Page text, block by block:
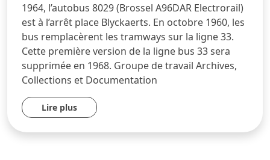
1964, l’autobus 8029 (Brossel A96DAR Electrorail)
est à l’arrêt place Blyckaerts. En octobre 1960, les
bus remplacèrent les tramways sur la ligne 33.
Cette première version de la ligne bus 33 sera
supprimée en 1968. Groupe de travail Archives,
Collections et Documentation
Lire plus